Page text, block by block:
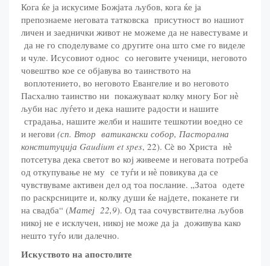
Кога ќе ја искусиме Божјата љубов, кога ќе ја
препознаеме неговата татковска присутност во нашиот
личен и заеднички живот не можеме да не навестуваме и
да не го споделуваме со другите она што сме го виделе
и чуле. Исусовиот однос со неговите ученици, неговото
човештво кое се објавува во таинството на
воплотението, во неговото Евангелие и во неговото
Пасхално таинство ни покажуваат колку многу Бог нѐ
љуби нас луѓето и дека нашите радости и нашите
страдања, нашите желби и нашите тешкотии воедно се
и негови (сп. Втор ватикански собор, Пасторална
конституција Gaudium et spes, 22). Сè во Христа нѐ
потсетува дека светот во кој живееме и неговата потреба
од откупување не му се туѓи и нѐ повикува да се
чувствуваме активен дел од тоа послание. „Затоа одете
по раскрсниците и, колку души ќе најдете, поканете ги
на свадба“ (Матеј 22,9). Од таа сочувствителна љубов
никој не е исклучен, никој не може да ја доживува како
нешто туѓо или далечно.
Искуството на апостолите